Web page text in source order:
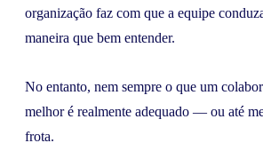
organização faz com que a equipe
maneira que bem entender.
No entanto, nem sempre o que um
melhor é realmente adequado — ou até
frota.